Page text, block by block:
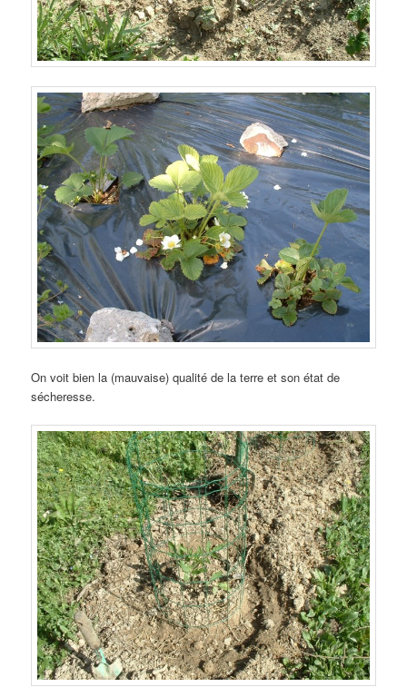
On voit bien la (mauvaise) qualité de la terre et son état de
sécheresse.